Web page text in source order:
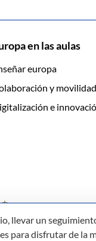
en las aulas
europa
y movilidad
e
llevar un
para disfrutar de